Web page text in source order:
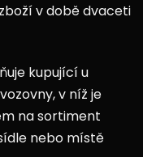
v době dvaceti
kupující u
v níž je
na sortiment
nebo místě